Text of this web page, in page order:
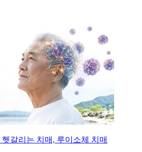
갈리는 치매, 루이소체 치매